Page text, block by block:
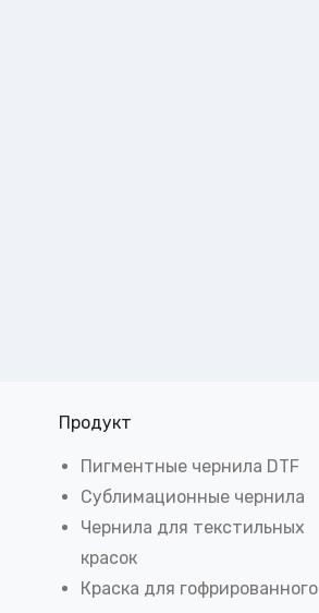
Продукт
Пигментные чернила DTF
Сублимационные чернила
Чернила для текстильных
красок
Краска для гофрированного